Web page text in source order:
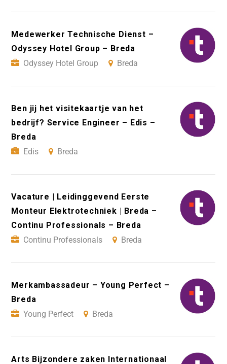
Medewerker Technische Dienst –
Odyssey Hotel Group – Breda
Odyssey Hotel Group
Breda
Ben jij het visitekaartje van het
bedrijf? Service Engineer – Edis –
Breda
Edis
Breda
Vacature | Leidinggevend Eerste
Monteur Elektrotechniek | Breda –
Continu Professionals – Breda
Continu Professionals
Breda
Merkambassadeur – Young Perfect –
Breda
Young Perfect
Breda
Arts Bijzondere zaken Internationaal